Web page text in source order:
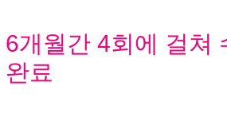
6개월간 4회에 걸쳐
완료